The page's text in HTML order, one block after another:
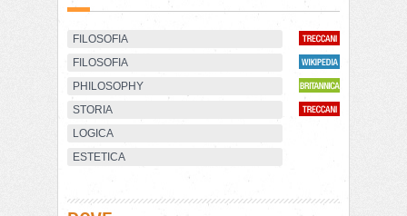
FILOSOFIA
FILOSOFIA
PHILOSOPHY
STORIA
LOGICA
ESTETICA